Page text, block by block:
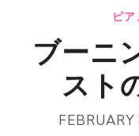
ピア
ブーニ
スト